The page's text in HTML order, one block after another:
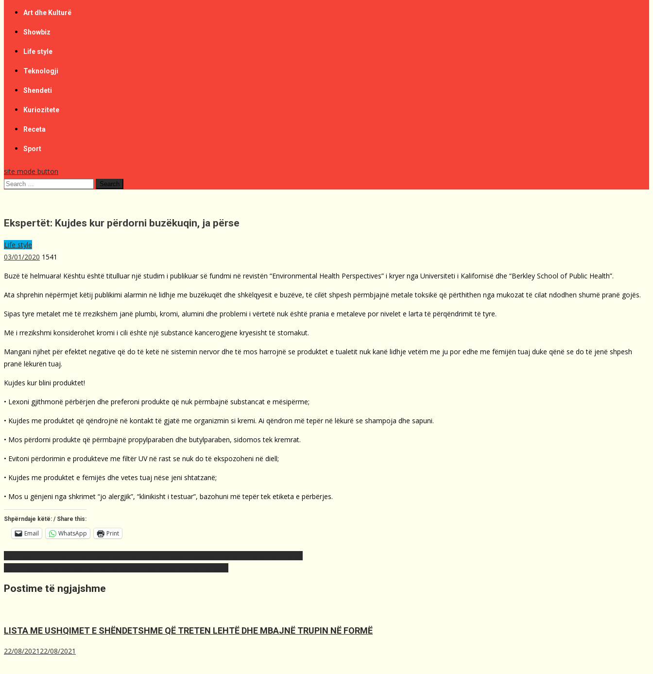
Art dhe Kulturë
Showbiz
Life style
Teknologji
Shendeti
Kuriozitete
Receta
Sport
site mode button
Search
Ekspertët: Kujdes kur përdorni buzëkuqin, ja përse
Life style
03/01/2020 1541
Buzë të helmuara! Kështu është titulluar një studim i publikuar së fundmi në revistën “Environmental Health Perspectives” i kryer nga Universiteti i Kalifornisë dhe “Berkley School of Public Health”.
Ata shprehin nëpërmjet këtij publikimi alarmin në lidhje me buzëkuqët dhe shkëlqyesit e buzëve, të cilët shpesh përmbjajnë metale toksikë që përthithen nga mukozat të cilat ndodhen shumë pranë gojës.
Sipas tyre metalet më të rrezikshëm janë plumbi, kromi, alumini dhe problemi i vërtetë nuk është prania e metaleve por nivelet e larta të përqëndrimit të tyre.
Më i rrezikshmi konsiderohet kromi i cili është një substancë kancerogjene kryesisht të stomakut.
Mangani njihet për efektet negative që do të ketë në sistemin nervor dhe të mos harrojnë se produktet e tualetit nuk kanë lidhje vetëm me ju por edhe me fëmijën tuaj duke qënë se do të jenë shpesh
pranë lëkurën tuaj.
Kujdes kur blini produktet!
• Lexoni gjithmonë përbërjen dhe preferoni produkte që nuk përmbajnë substancat e mësipërme;
• Kujdes me produktet që qëndrojnë në kontakt të gjatë me organizmin si kremi. Ai qëndron më tepër në lëkurë se shampoja dhe sapuni.
• Mos përdorni produkte që përmbajnë propylparaben dhe butylparaben, sidomos tek kremrat.
• Evitoni përdorimin e produkteve me filtër UV në rast se nuk do të ekspozoheni në diell;
• Kujdes me produktet e fëmijës dhe vetes tuaj nëse jeni shtatzanë;
• Mos u gënjeni nga shkrimet “jo alergjik”, “klinikisht i testuar”, bazohuni më tepër tek etiketa e përbërjes.
Shpërndaje këtë: / Share this:
Email WhatsApp Print
Postime të ngjajshme
LISTA ME USHQIMET E SHËNDETSHME QË TRETEN LEHTË DHE MBAJNË TRUPIN NË FORMË
22/08/2021 22/08/2021